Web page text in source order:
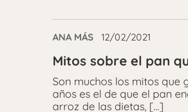
ANA MÁS 12/02/2021
Mitos sobre el pan
Son muchos los mitos
años es el de que el pan
arroz de las dietas, […]